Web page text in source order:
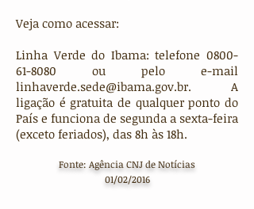
Veja como acessar:
Linha Verde do Ibama: telefone 0800-
61-8080 ou pelo e-mail
linhaverde.sede@ibama.gov.br. A
ligação é gratuita de qualquer ponto do
País e funciona de segunda a sexta-feira
(exceto feriados), das 8h às 18h.
Fonte: Agência CNJ de Notícias
01/02/2016